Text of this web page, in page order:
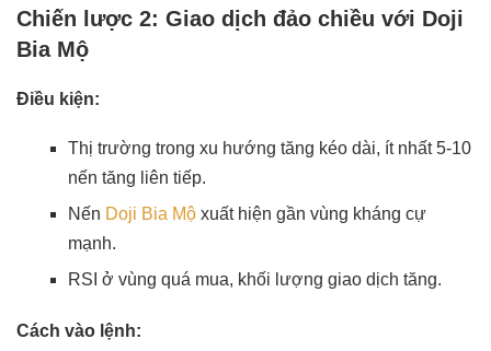
Chiến lược 2: Giao dịch đảo chiều với Doji
Bia Mộ
Điều kiện:
Thị trường trong xu hướng tăng kéo dài, ít nhất 5-10
nến tăng liên tiếp.
Nến Doji Bia Mộ xuất hiện gần vùng kháng cự
mạnh.
RSI ở vùng quá mua, khối lượng giao dịch tăng.
Cách vào lệnh: